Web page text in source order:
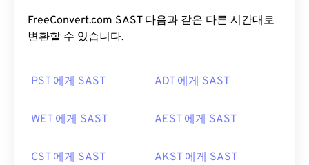
FreeConvert.com SAST 다음과 같은 다른 시간대로
변환할 수 있습니다.
PST 에게 SAST ADT 에게 SAST
WET 에게 SAST AEST 에게 SAST
CST 에게 SAST AKST 에게 SAST